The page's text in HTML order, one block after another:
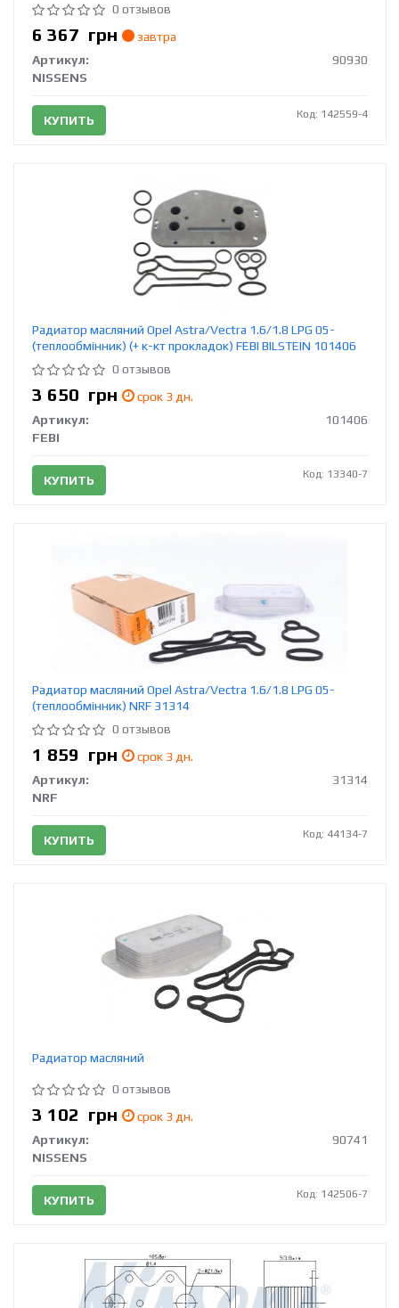
0 отзывов
6 367 грн
завтра
Артикул:
90930
NISSENS
КУПИТЬ Код: 142559-4
Радиатор масляний Opel Astra/Vectra 1.6/1.8 LPG 05-
(теплообмінник) (+ к-кт прокладок) FEBI BILSTEIN 101406
0 отзывов
3 650 грн
срок 3 дн.
Артикул:
101406
FEBI
КУПИТЬ Код: 13340-7
Радиатор масляний Opel Astra/Vectra 1.6/1.8 LPG 05-
(теплообмінник) NRF 31314
0 отзывов
1 859 грн
срок 3 дн.
Артикул:
31314
NRF
КУПИТЬ Код: 44134-7
Радиатор масляний
0 отзывов
3 102 грн
срок 3 дн.
Артикул:
90741
NISSENS
КУПИТЬ Код: 142506-7